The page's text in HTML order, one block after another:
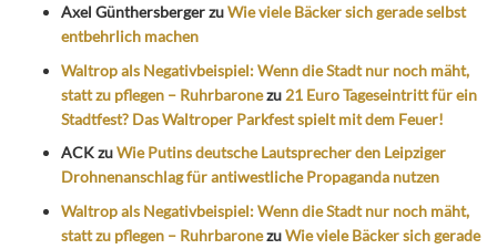
Axel GünthersbergerzuWie viele Bäcker sich gerade selbst
entbehrlich machen
Waltrop als Negativbeispiel: Wenn die Stadt nur noch mäht,
statt zu pflegen – Ruhrbaronezu 21 Euro Tageseintritt für ein
Stadtfest? Das Waltroper Parkfest spielt mit dem Feuer!
ACKzuWie Putins deutsche Lautsprecher den Leipziger
Drohnenanschlag für antiwestliche Propaganda nutzen
Waltrop als Negativbeispiel: Wenn die Stadt nur noch mäht,
statt zu pflegen – RuhrbaronezuWie viele Bäcker sich gerade